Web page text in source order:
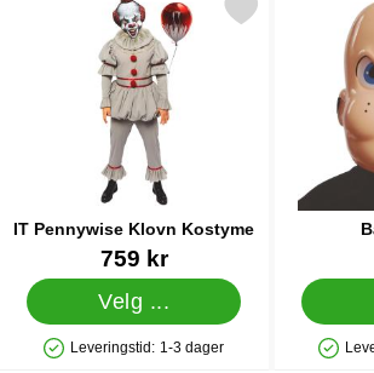
IT Pennywise Klovn Kostyme
Varenummer 38880
759 kr
Velg ...
Produkttilgjengelighet: På lager
Leveringstid: 1-3 dager
Merk iT Pennywise Klovn Kostyme som